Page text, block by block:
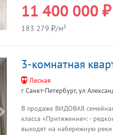
безопасность вашей семьи
вопросы решаются
Ленинский проспект — 20
Магнит, Пятёрочка и другие
детские сады. Детская и
Два больших зелёных
отличное место для отдыха
Пулково — всего 30 минут
санузле и ванне
11 400 000 ₽
183 279 ₽/м²
Предыдущая
3-комнатная
Лесная
г Санкт-Петербург, ул
В продаже ВИДОВАЯ
класса «Притяжение»: -
выходят на набережную